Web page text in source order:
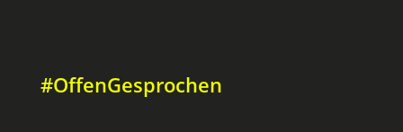
#OffenGesprochen